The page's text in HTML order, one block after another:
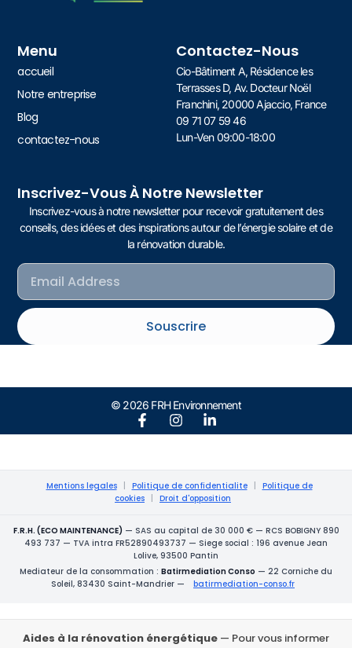
Menu
accueil
Notre entreprise
Blog
contactez-nous
Contactez-Nous
Cio-Bâtiment A, Résidence les
Terrasses D, Av. Docteur Noël
Franchini, 20000 Ajaccio, France
09 71 07 59 46
Lun-Ven 09:00-18:00
Inscrivez-Vous À Notre Newsletter
Inscrivez-vous à notre newsletter pour recevoir gratuitement des
conseils, des idées et des inspirations autour de l’énergie solaire et de
la rénovation durable.
Souscrire
© 2026 FRH Environnement
Mentions legales | Politique de confidentialite | Politique de
cookies | Droit d'opposition
F.R.H. (ECO MAINTENANCE) — SAS au capital de 30 000 € — RCS BOBIGNY 890
493 737 — TVA intra FR52890493737 — Siege social : 196 avenue Jean
Lolive, 93500 Pantin
Mediateur de la consommation : Batirmediation Conso — 22 Corniche du
Soleil, 83430 Saint-Mandrier —
batirmediation-conso.fr
Aides à la rénovation énergétique — Pour vous informer